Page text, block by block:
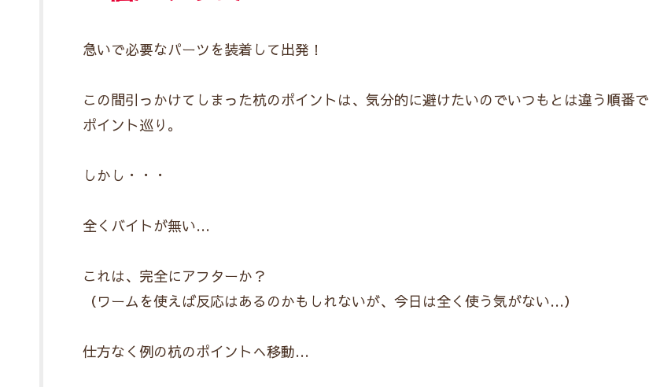
急いで必要なパーツを装着して出発！
この間引っかけてしまった杭のポイントは、気分的に避けたいのでいつもとは違う順番で
ポイント巡り。
しかし・・・
全くバイトが無い…
これは、完全にアフターか？
（ワームを使えば反応はあるのかもしれないが、今日は全く使う気がない…）
仕方なく例の杭のポイントへ移動…